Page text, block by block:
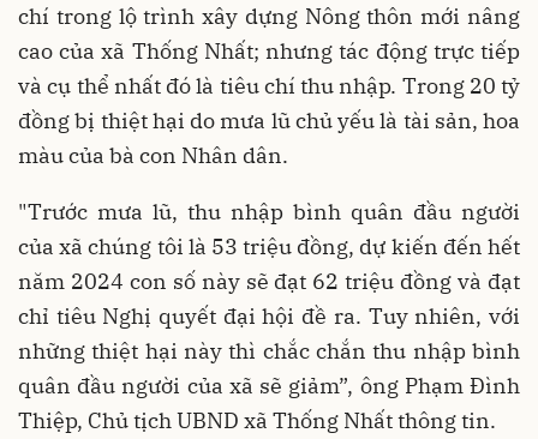
chí trong lộ trình xây dựng Nông thôn mới nâng
cao của xã Thống Nhất; nhưng tác động trực tiếp
và cụ thể nhất đó là tiêu chí thu nhập. Trong 20 tỷ
đồng bị thiệt hại do mưa lũ chủ yếu là tài sản, hoa
màu của bà con Nhân dân.
"Trước mưa lũ, thu nhập bình quân đầu người
của xã chúng tôi là 53 triệu đồng, dự kiến đến hết
năm 2024 con số này sẽ đạt 62 triệu đồng và đạt
chỉ tiêu Nghị quyết đại hội đề ra. Tuy nhiên, với
những thiệt hại này thì chắc chắn thu nhập bình
quân đầu người của xã sẽ giảm”, ông Phạm Đình
Thiệp, Chủ tịch UBND xã Thống Nhất thông tin.